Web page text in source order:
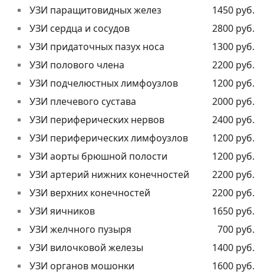
УЗИ паращитовидных желез
1450 руб.
УЗИ сердца и сосудов
2800 руб.
УЗИ придаточных пазух носа
1300 руб.
УЗИ полового члена
2200 руб.
УЗИ подчелюстных лимфоузлов
1200 руб.
УЗИ плечевого сустава
2000 руб.
УЗИ периферических нервов
2400 руб.
УЗИ периферических лимфоузлов
1200 руб.
УЗИ аорты брюшной полости
1200 руб.
УЗИ артерий нижних конечностей
2200 руб.
УЗИ верхних конечностей
2200 руб.
УЗИ яичников
1650 руб.
УЗИ желчного пузыря
700 руб.
УЗИ вилочковой железы
1400 руб.
УЗИ органов мошонки
1600 руб.